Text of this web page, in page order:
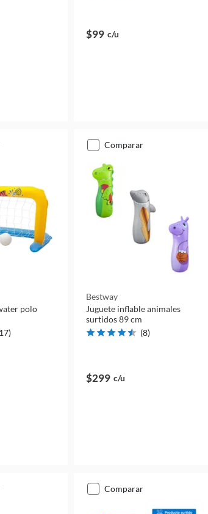
$99 c/u
polo
17)
comparar
Bestway
Juguete inflable animales
surtidos 89 cm
(8)
$299 c/u
comparar